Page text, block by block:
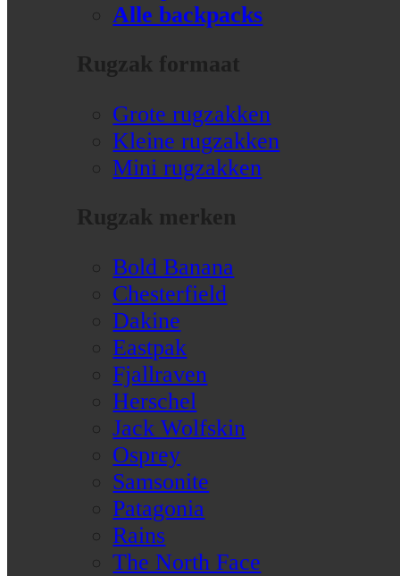
Alle backpacks
Rugzak formaat
Grote rugzakken
Kleine rugzakken
Mini rugzakken
Rugzak merken
Bold Banana
Chesterfield
Dakine
Eastpak
Fjallraven
Herschel
Jack Wolfskin
Osprey
Samsonite
Patagonia
Rains
The North Face